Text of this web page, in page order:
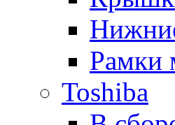
Рамки
Toshiba